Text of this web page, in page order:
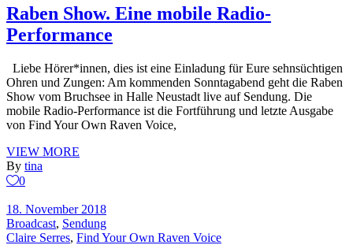
Raben Show. Eine mobile Radio-
Performance
Liebe Hörer*innen, dies ist eine Einladung für Eure sehnsüchtigen
Ohren und Zungen: Am kommenden Sonntagabend geht die Raben
Show vom Bruchsee in Halle Neustadt live auf Sendung. Die
mobile Radio-Performance ist die Fortführung und letzte Ausgabe
von Find Your Own Raven Voice,
VIEW MORE
By tina
0
18. November 2018
Broadcast, Sendung
Claire Serres, Find Your Own Raven Voice